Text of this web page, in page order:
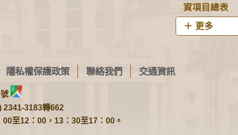
資項目總表
更多
隱私權保護政策 聯絡我們 交通資訊
2341-3183轉662
至12：00，13：30至17：00。